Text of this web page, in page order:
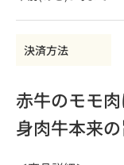
決済方法
赤牛のモモ
身肉牛本来の